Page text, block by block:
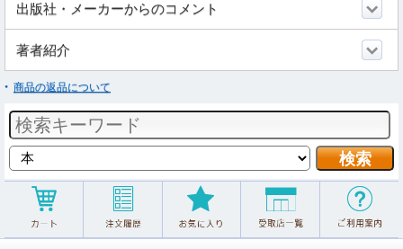
出版社・メーカーからのコメント
著者紹介
商品の返品について